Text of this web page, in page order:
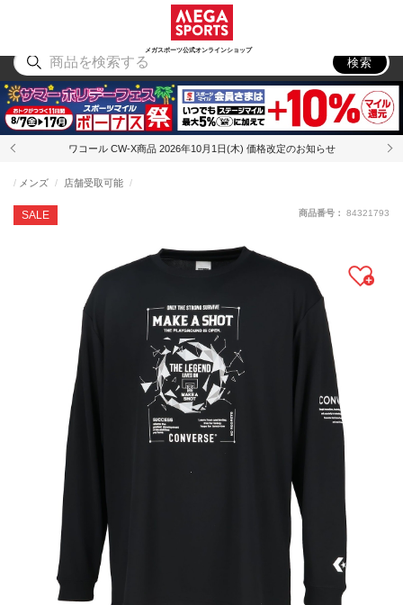
メガスポーツ公式オンラインショップ
アウトドア
検索
ワコール CW-X商品 2026年10月1日(木) 価格改定のお知らせ
SALE
メンズ 店舗受取可能
商品番号： 84321793